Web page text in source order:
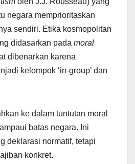
negara memprioritaskan
sendiri. Etika kosmopolitan
didasarkan pada moral
dibenarkan karena
kelompok ‘in-group’ dan
ke dalam tuntutan moral
batas negara. Ini
deklarasi normatif, tetapi
konkret.